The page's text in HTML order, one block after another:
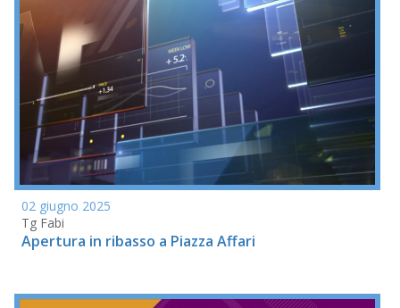
02 giugno 2025
Tg Fabi
Apertura in ribasso a Piazza Affari